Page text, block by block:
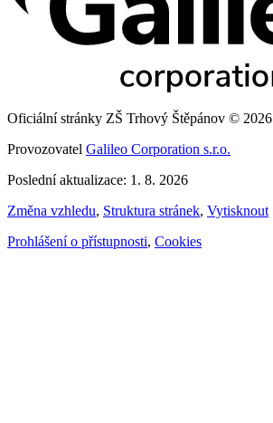
Oficiální stránky ZŠ Trhový Štěpánov © 2026
Provozovatel Galileo Corporation s.r.o.
Poslední aktualizace: 1. 8. 2026
Změna vzhledu, Struktura stránek, Vytisknout
Prohlášení o přístupnosti, Cookies